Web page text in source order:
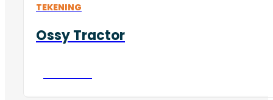
TEKENING
Ossy Tractor